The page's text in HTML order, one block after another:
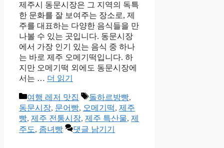
제주시 동문시장은 그 지역의 독특
한 문화를 잘 보여주는 장소로, 제
주를 대표하는 다양한 음식들을 만
나볼 수 있는 곳입니다. 동문시장
에서 가장 인기 있는 음식 중 하나
는 바로 제주 오메기떡입니다. 하
지만 오메기떡 외에도 동문시장에
서는 … 더 읽기
카
테
고
리
여행 레저 맛집
태
그
돌하르방빵,
동문시장, 문어빵, 오메기떡, 제주
빵, 제주 전통시장, 제주 특산물, 제
주도, 좀녀빵 댓글 남기기